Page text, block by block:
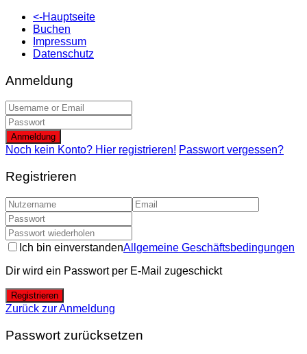
<-Hauptseite
Buchen
Impressum
Datenschutz
Anmeldung
Anmeldung
Noch kein Konto? Hier registrieren! Passwort vergessen?
Registrieren
Ich bin einverstandenAllgemeine Geschäftsbedingungen
Dir wird ein Passwort per E-Mail zugeschickt
Registrieren
Zurück zur Anmeldung
Passwort zurücksetzen